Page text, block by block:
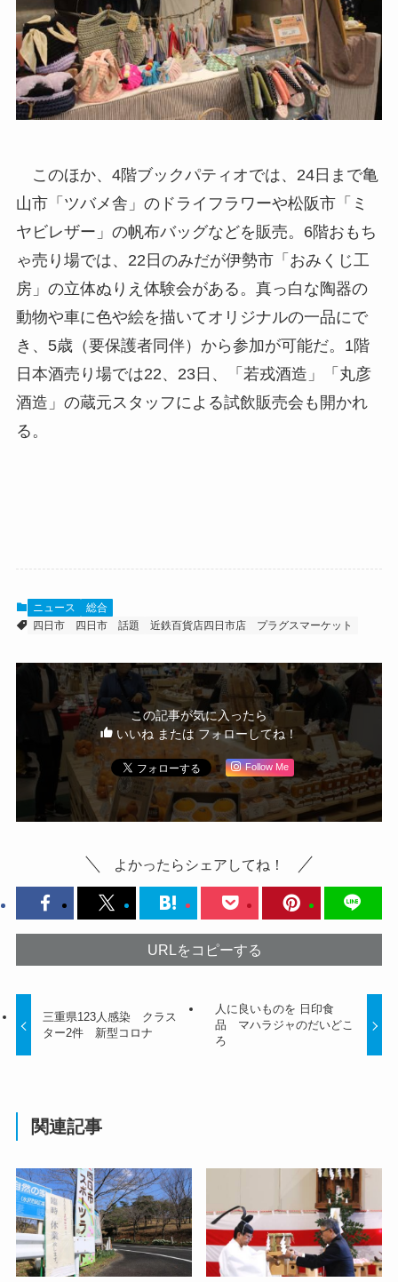
このほか、4階ブックパティオでは、24日まで亀
山市「ツバメ舎」のドライフラワーや松阪市「ミ
ヤビレザー」の帆布バッグなどを販売。6階おもち
ゃ売り場では、22日のみだが伊勢市「おみくじ工
房」の立体ぬりえ体験会がある。真っ白な陶器の
動物や車に色や絵を描いてオリジナルの一品にで
き、5歳（要保護者同伴）から参加が可能だ。1階
日本酒売り場では22、23日、「若戎酒造」「丸彦
酒造」の蔵元スタッフによる試飲販売会も開かれ
る。
ニュース
総合
四日市
四日市 話題 近鉄百貨店四日市店 プラグスマーケット
この記事が気に入ったら
いいね または フォローしてね！
Follow Me
よかったらシェアしてね！
URLをコピーする
三重県123人感染 クラス
ター2件 新型コロナ
人に良いものを 日印食
品 マハラジャのだいどこ
ろ
関連記事